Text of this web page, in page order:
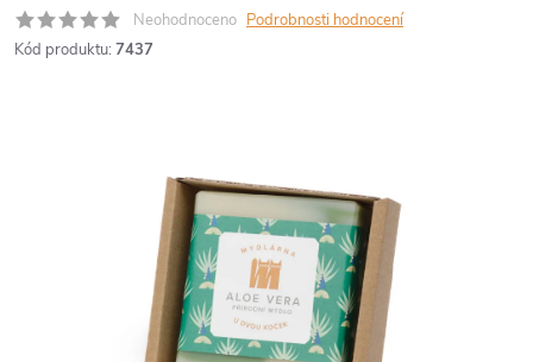
Neohodnoceno Podrobnosti hodnocení
Kód produktu: 7437